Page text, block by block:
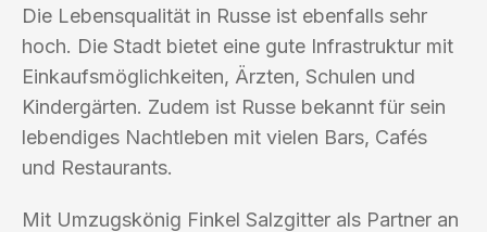
Die Lebensqualität in Russe ist ebenfalls sehr
hoch. Die Stadt bietet eine gute Infrastruktur mit
Einkaufsmöglichkeiten, Ärzten, Schulen und
Kindergärten. Zudem ist Russe bekannt für sein
lebendiges Nachtleben mit vielen Bars, Cafés
und Restaurants.
Mit Umzugskönig Finkel Salzgitter als Partner an